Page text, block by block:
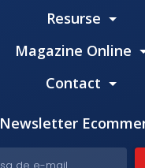
Resurse
Magazine Online
Contact
Newsletter